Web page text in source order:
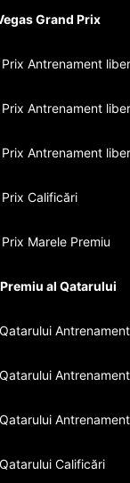
Grand Prix
Antrenament
Antrenament
Antrenament
Calificări
Marele Premiu
al Qatarului
Calificări